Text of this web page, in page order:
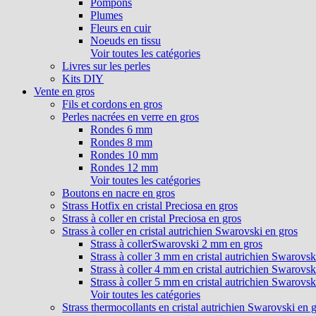
Pompons
Plumes
Fleurs en cuir
Noeuds en tissu
Voir toutes les catégories
Livres sur les perles
Kits DIY
Vente en gros
Fils et cordons en gros
Perles nacrées en verre en gros
Rondes 6 mm
Rondes 8 mm
Rondes 10 mm
Rondes 12 mm
Voir toutes les catégories
Boutons en nacre en gros
Strass Hotfix en cristal Preciosa en gros
Strass à coller en cristal Preciosa en gros
Strass à coller en cristal autrichien Swarovski en gros
Strass à collerSwarovski 2 mm en gros
Strass à coller 3 mm en cristal autrichien
Strass à coller 4 mm en cristal autrichien
Strass à coller 5 mm en cristal autrichien
Voir toutes les catégories
Strass thermocollants en cristal autrichien Swarovski en